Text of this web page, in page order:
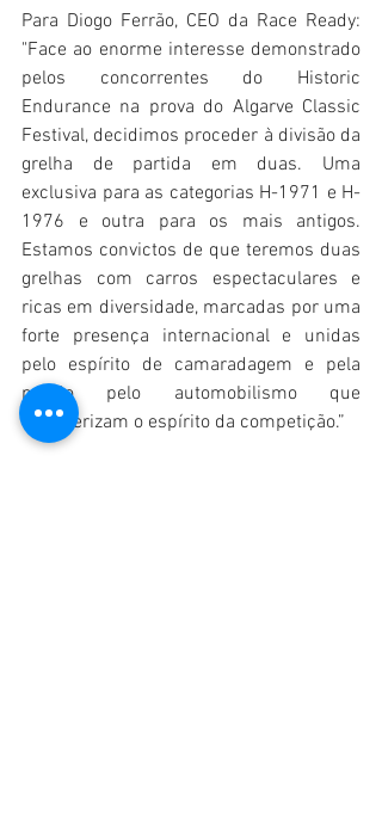
Para Diogo Ferrão, CEO da Race Ready:
"Face ao enorme interesse demonstrado
pelos concorrentes do Historic
Endurance na prova do Algarve Classic
Festival, decidimos proceder à divisão da
grelha de partida em duas. Uma
exclusiva para as categorias H-1971 e H-
1976 e outra para os mais antigos.
Estamos convictos de que teremos duas
grelhas com carros espectaculares e
ricas em diversidade, marcadas por uma
forte presença internacional e unidas
pelo espírito de camaradagem e pela
paixão pelo automobilismo que
caracterizam o espírito da competição.”